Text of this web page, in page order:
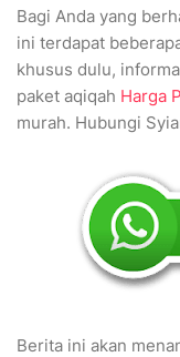
Bagi Anda yang
ini terdapat
khusus dulu,
paket aqiqah Harga
murah. Hubungi
Berita ini akan